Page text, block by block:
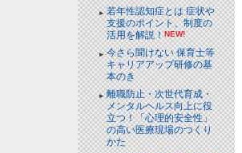
若年性認知症とは 症状や
支援のポイント、制度の
活用を解説！NEW!
今さら聞けない 保育士等
キャリアアップ研修の基
本のき
離職防止・次世代育成・
メンタルヘルス向上に役
立つ！「心理的安全性」
の高い医療現場のつくり
かた